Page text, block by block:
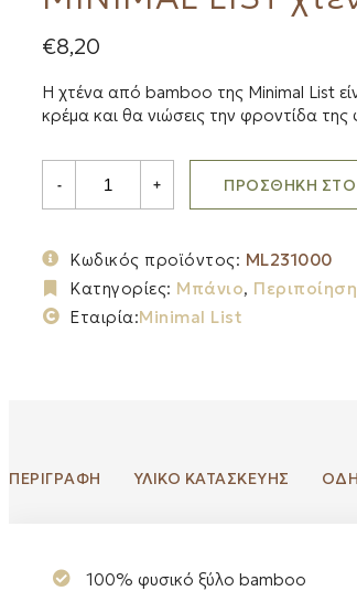
€8,20
Η χτένα από bamboo της Minimal List
κρέμα και θα νιώσεις την φροντίδα
LIST
χτένα
bamboo
quantity
- + ΠΡΟΣΘΉΚΗ ΣΤΟ
Κωδικός προϊόντος: ML231000
Κατηγορίες: Μπάνιο,
Εταιρία:Minimal List
ΠΕΡΙΓΡΑΦΉ ΥΛΙΚΟ ΚΑΤΑΣΚΕΥΗΣ
100% φυσικό ξύλο bamboo